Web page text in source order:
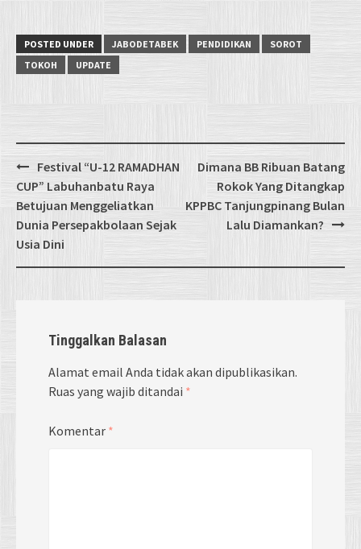
POSTED UNDER JABODETABEK PENDIDIKAN
SOROT
TOKOH
UPDATE
Post
navigation
Festival “U-12 RAMADHAN
CUP” Labuhanbatu Raya
Betujuan Menggeliatkan
Dunia Persepakbolaan Sejak
Usia Dini
Dimana BB Ribuan Batang
Rokok Yang Ditangkap
KPPBC Tanjungpinang Bulan
Lalu Diamankan?
Tinggalkan Balasan
Alamat email Anda tidak akan dipublikasikan.
Ruas yang wajib ditandai *
Komentar *